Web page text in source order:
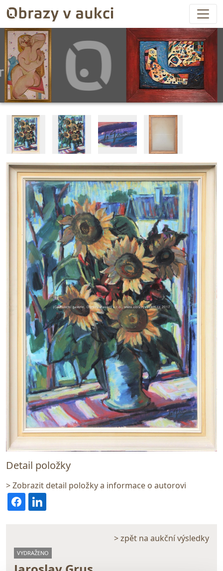
Detail položky
> Zobrazit detail položky a informace o autorovi
> zpět na aukční výsledky
VYDRAŽENO